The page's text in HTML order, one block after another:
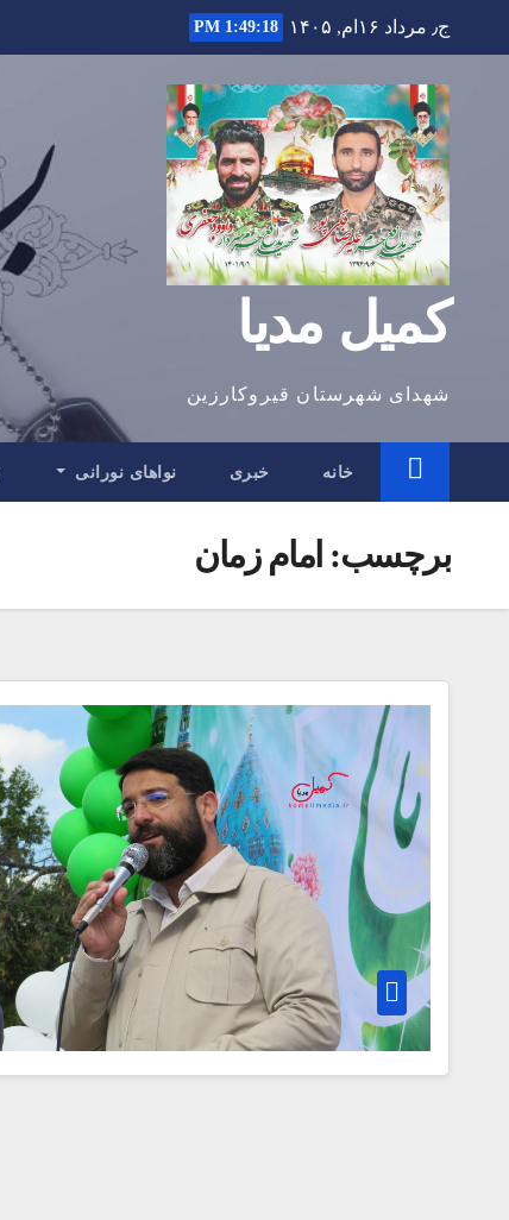
to
ج٫ مرداد ۱۶ام, ۱۴۰۵ 1:49:19 PM
کمیل مدیا
شهدای شهرستان قیروکارزین
خانه خبری نواهای نورانی
برچسب: امام زمان